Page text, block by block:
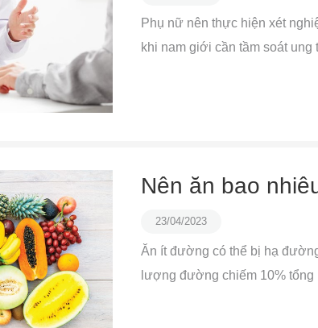
Phụ nữ nên thực hiện xét
khi nam giới cần tầm soát
Nên ăn bao
23/04/2023
Ăn ít đường có thể bị hạ
lượng đường chiếm 10%